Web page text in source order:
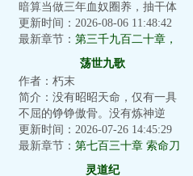
暗算当做三年血奴圈养，抽干体
内至尊血脉，挑断手脚筋丢弃妖
兽山脉，等待死...
更新时间：2026-08-06 11:48:42
最新章节： 第三千九百二十章，
折翼的创世黑暗魔神！
荡世九歌
作者：朽末
简介：没有昭昭天命，仅有一具
不屈的铮铮傲骨。没有炼神逆
天，仅有一曲无悔的荡世壮歌。
沧海横流，生灵涂...
更新时间：2026-07-26 14:45:29
最新章节： 第七百三十章 索命刀
灵道纪